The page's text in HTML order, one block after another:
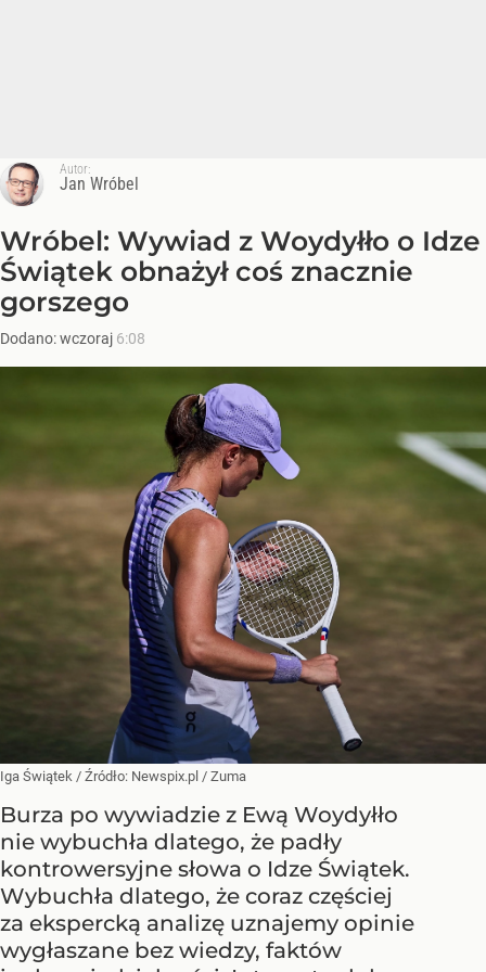
Autor:
Jan Wróbel
Wróbel: Wywiad z Woydyłło o Idze
Świątek obnażył coś znacznie
gorszego
Dodano:wczoraj 6:08
Iga Świątek / Źródło: Newspix.pl / Zuma
Burza po wywiadzie z Ewą Woydyłło
nie wybuchła dlatego, że padły
kontrowersyjne słowa o Idze Świątek.
Wybuchła dlatego, że coraz częściej
za ekspercką analizę uznajemy opinie
wygłaszane bez wiedzy, faktów